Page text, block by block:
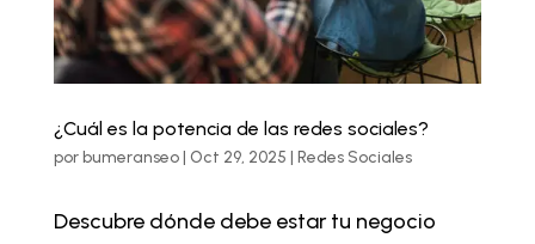
¿Cuál es la potencia de las redes sociales?
porbumeranseo| Oct 29, 2025 | Redes Sociales
Descubre dónde debe estar tu negocio